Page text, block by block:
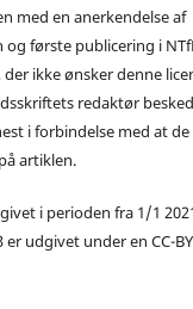
med en anerkendelse af
første publicering i
ikke ønsker denne
redaktør besked
i forbindelse med at
artiklen.
i perioden fra 1/1
er udgivet under en CC-